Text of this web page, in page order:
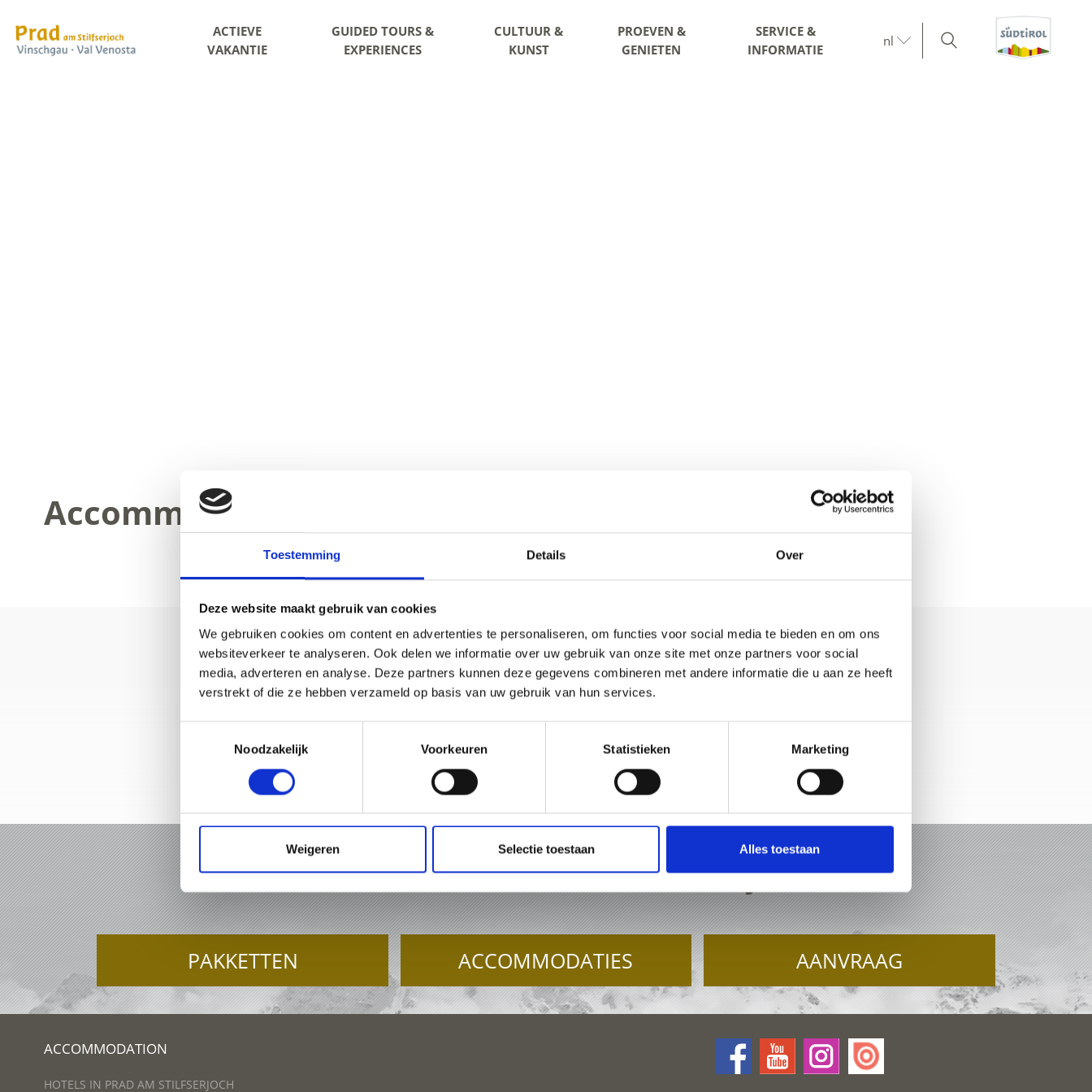
Toestemming Details Over
Deze website maakt gebruik van cookies
We gebruiken cookies om content en advertenties te personaliseren, om functies voor social media te bieden en om ons
websiteverkeer te analyseren. Ook delen we informatie over uw gebruik van onze site met onze partners voor social
media, adverteren en analyse. Deze partners kunnen deze gegevens combineren met andere informatie die u aan ze heeft
verstrekt of die ze hebben verzameld op basis van uw gebruik van hun services.
Noodzakelijk
Voorkeuren Statistieken Marketing
Weigeren Selectie toestaan Alles toestaan
ACTIEVE
VAKANTIE
GUIDED TOURS &
EXPERIENCES
CULTUUR &
KUNST
PROEVEN &
GENIETEN
SERVICE &
INFORMATIE
nl
Accommodation
+39 0473 61 60 34 office@prad.info
VAKANTIE IN PRAD AM STILFSERJOCH
PAKKETTEN ACCOMMODATIES AANVRAAG
ACCOMMODATION
HOTELS IN PRAD AM STILFSERJOCH